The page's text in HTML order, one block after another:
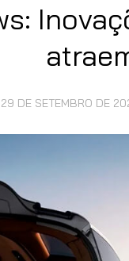
29 DE SETEMBRO DE